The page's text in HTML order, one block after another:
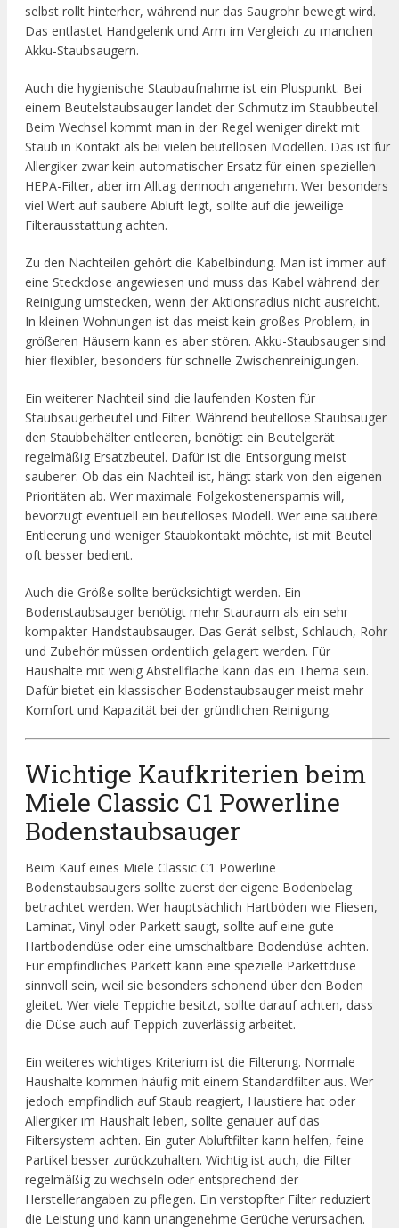
selbst rollt hinterher, während nur das Saugrohr bewegt wird.
Das entlastet Handgelenk und Arm im Vergleich zu manchen
Akku-Staubsaugern.
Auch die hygienische Staubaufnahme ist ein Pluspunkt. Bei
einem Beutelstaubsauger landet der Schmutz im Staubbeutel.
Beim Wechsel kommt man in der Regel weniger direkt mit
Staub in Kontakt als bei vielen beutellosen Modellen. Das ist für
Allergiker zwar kein automatischer Ersatz für einen speziellen
HEPA-Filter, aber im Alltag dennoch angenehm. Wer besonders
viel Wert auf saubere Abluft legt, sollte auf die jeweilige
Filterausstattung achten.
Zu den Nachteilen gehört die Kabelbindung. Man ist immer auf
eine Steckdose angewiesen und muss das Kabel während der
Reinigung umstecken, wenn der Aktionsradius nicht ausreicht.
In kleinen Wohnungen ist das meist kein großes Problem, in
größeren Häusern kann es aber stören. Akku-Staubsauger sind
hier flexibler, besonders für schnelle Zwischenreinigungen.
Ein weiterer Nachteil sind die laufenden Kosten für
Staubsaugerbeutel und Filter. Während beutellose Staubsauger
den Staubbehälter entleeren, benötigt ein Beutelgerät
regelmäßig Ersatzbeutel. Dafür ist die Entsorgung meist
sauberer. Ob das ein Nachteil ist, hängt stark von den eigenen
Prioritäten ab. Wer maximale Folgekostenersparnis will,
bevorzugt eventuell ein beutelloses Modell. Wer eine saubere
Entleerung und weniger Staubkontakt möchte, ist mit Beutel
oft besser bedient.
Auch die Größe sollte berücksichtigt werden. Ein
Bodenstaubsauger benötigt mehr Stauraum als ein sehr
kompakter Handstaubsauger. Das Gerät selbst, Schlauch, Rohr
und Zubehör müssen ordentlich gelagert werden. Für
Haushalte mit wenig Abstellfläche kann das ein Thema sein.
Dafür bietet ein klassischer Bodenstaubsauger meist mehr
Komfort und Kapazität bei der gründlichen Reinigung.
Wichtige Kaufkriterien beim
Miele Classic C1 Powerline
Bodenstaubsauger
Beim Kauf eines Miele Classic C1 Powerline
Bodenstaubsaugers sollte zuerst der eigene Bodenbelag
betrachtet werden. Wer hauptsächlich Hartböden wie Fliesen,
Laminat, Vinyl oder Parkett saugt, sollte auf eine gute
Hartbodendüse oder eine umschaltbare Bodendüse achten.
Für empfindliches Parkett kann eine spezielle Parkettdüse
sinnvoll sein, weil sie besonders schonend über den Boden
gleitet. Wer viele Teppiche besitzt, sollte darauf achten, dass
die Düse auch auf Teppich zuverlässig arbeitet.
Ein weiteres wichtiges Kriterium ist die Filterung. Normale
Haushalte kommen häufig mit einem Standardfilter aus. Wer
jedoch empfindlich auf Staub reagiert, Haustiere hat oder
Allergiker im Haushalt leben, sollte genauer auf das
Filtersystem achten. Ein guter Abluftfilter kann helfen, feine
Partikel besser zurückzuhalten. Wichtig ist auch, die Filter
regelmäßig zu wechseln oder entsprechend der
Herstellerangaben zu pflegen. Ein verstopfter Filter reduziert
die Leistung und kann unangenehme Gerüche verursachen.